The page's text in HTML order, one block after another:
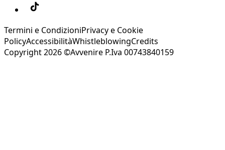
Termini e CondizioniPrivacy e Cookie
PolicyAccessibilitàWhistleblowingCredits
Copyright 2026 ©Avvenire P.Iva 00743840159